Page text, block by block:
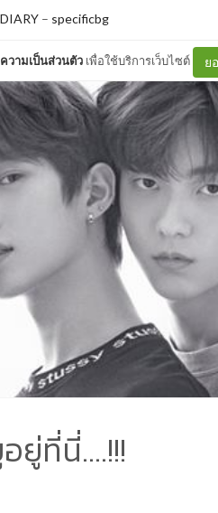
วามเป็นส่วนตัว เพื่อใช้บริการเว็บไซต์ ย
– specificbg
ยู่ที่นี่....!!!